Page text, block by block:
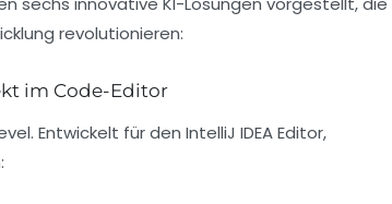
revolutionieren:
im Code-Editor
Entwickelt für den IntelliJ IDEA Editor,